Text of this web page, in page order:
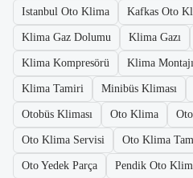
Istanbul Oto Klima Kafkas Oto
Klima Gaz Dolumu Klima Gazı
Klima Kompresörü Klima Montajı
Klima Tamiri Minibüs Kliması
Otobüs Kliması Oto Klima
Oto Klima Servisi Oto Klima
Oto Yedek Parça Pendik Oto